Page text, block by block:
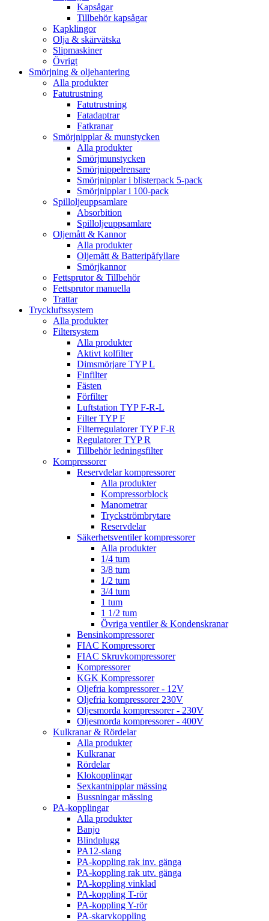
Kapsågar
Tillbehör kapsågar
Kapklingor
Olja & skärvätska
Slipmaskiner
Övrigt
Smörjning & oljehantering
Alla produkter
Fatutrustning
Fatutrustning
Fatadaptrar
Fatkranar
Smörjnipplar & munstycken
Alla produkter
Smörjmunstycken
Smörjnippelrensare
Smörjnipplar i blisterpack 5-pack
Smörjnipplar i 100-pack
Spilloljeuppsamlare
Absorbition
Spilloljeuppsamlare
Oljemått & Kannor
Alla produkter
Oljemått & Batteripåfyllare
Smörjkannor
Fettsprutor & Tillbehör
Fettsprutor manuella
Trattar
Tryckluftssystem
Alla produkter
Filtersystem
Alla produkter
Aktivt kolfilter
Dimsmörjare TYP L
Finfilter
Fästen
Förfilter
Luftstation TYP F-R-L
Filter TYP F
Filterregulatorer TYP F-R
Regulatorer TYP R
Tillbehör ledningsfilter
Kompressorer
Reservdelar kompressorer
Alla produkter
Kompressorblock
Manometrar
Tryckströmbrytare
Reservdelar
Säkerhetsventiler kompressorer
Alla produkter
1/4 tum
3/8 tum
1/2 tum
3/4 tum
1 tum
1 1/2 tum
Övriga ventiler & Kondenskranar
Bensinkompressorer
FIAC Kompressorer
FIAC Skruvkompressorer
Kompressorer
KGK Kompressorer
Oljefria kompressorer - 12V
Oljefria kompressorer 230V
Oljesmorda kompressorer - 230V
Oljesmorda kompressorer - 400V
Kulkranar & Rördelar
Alla produkter
Kulkranar
Rördelar
Klokopplingar
Sexkantnipplar mässing
Bussningar mässing
PA-kopplingar
Alla produkter
Banjo
Blindplugg
PA12-slang
PA-koppling rak inv. gänga
PA-koppling rak utv. gänga
PA-koppling vinklad
PA-koppling T-rör
PA-koppling Y-rör
PA-skarvkoppling